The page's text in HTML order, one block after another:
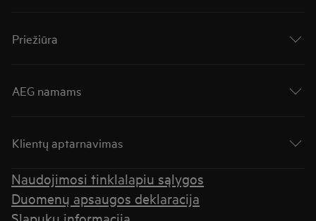
Priežiūra
AEG namams
Klientų aptarnavimas
Naudojimosi tinklalapiu sąlygos
Duomenų apsaugos deklaracija